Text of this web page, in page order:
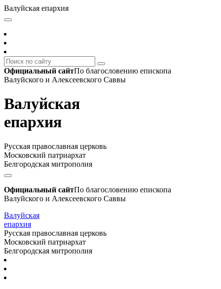
Валуйская епархия
Официальный сайтПо благословению епископа
Валуйского и Алексеевского Саввы
Валуйская
епархия
Русская православная церковь
Московский патриархат
Белгородская митрополия
Официальный сайтПо благословению епископа
Валуйского и Алексеевского Саввы
Валуйская
епархия
Русская православная церковь
Московский патриархат
Белгородская митрополия